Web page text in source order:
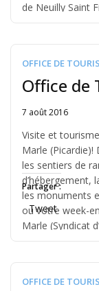
de Neuilly Saint
OFFICE DE
Office de
Written
Jérémie
7 août 2016
Visite et
Marle
les sentiers de
d’hébergement,
les monuments
ou votre week-
Marle (Syndicat
Partager :
Tweet
OFFICE DE